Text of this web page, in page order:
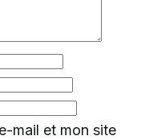
mail et mon site